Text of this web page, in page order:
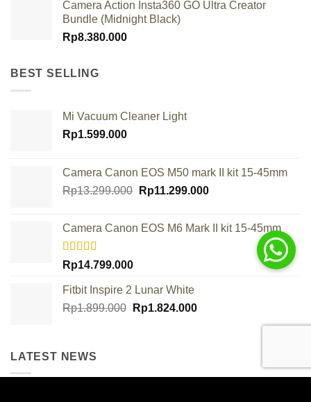
Camera Action Insta360 GO Ultra Creator
Bundle (Midnight Black)
Rp8.380.000
BEST SELLING
Mi Vacuum Cleaner Light
Rp1.599.000
Camera Canon EOS M50 mark II kit 15-45mm
Rp13.299.000 Original
Rp13.299.000.
Rp11.299.000Current
Rp11.299.000.
Camera Canon EOS M6 Mark II kit 15-45mm
Rated
4.00
of 5
Rp14.799.000
Fitbit Inspire 2 Lunar White
Rp1.899.000 Original
Rp1.824.000Current
LATEST NEWS